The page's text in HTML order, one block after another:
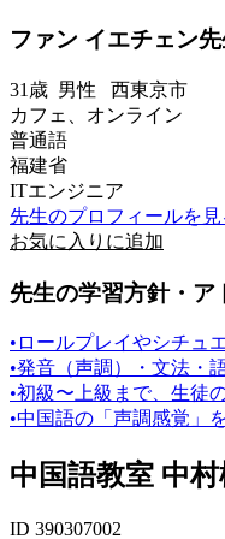
ファン イエチェン先
31歳 男性 西東京市
カフェ、オンライン
普通語
福建省
ITエンジニア
先生のプロフィールを見
お気に入りに追加
先生の学習方針・ア
•ロールプレイやシチュ
•発音（声調）・文法・
•初級〜上級まで、生徒
•中国語の「声調感覚」
中国語教室 中
ID 390307002